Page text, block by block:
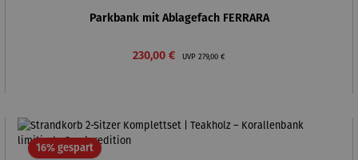
Parkbank mit Ablagefach FERRARA
Verkaufspreis:
230,00 € UVP Regulärer Preis:
279,00 €
16% gespartRabatt